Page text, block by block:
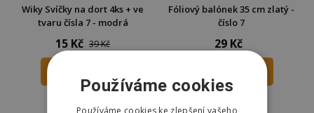
Wiky Svíčky na dort 4ks + ve
tvaru čísla 7 - modrá
15 Kč 39 Kč
Fóliový balónek 35 cm zlatý -
číslo 7
29 Kč
Používáme cookies
Používáme cookies ke zlepšení vašeho